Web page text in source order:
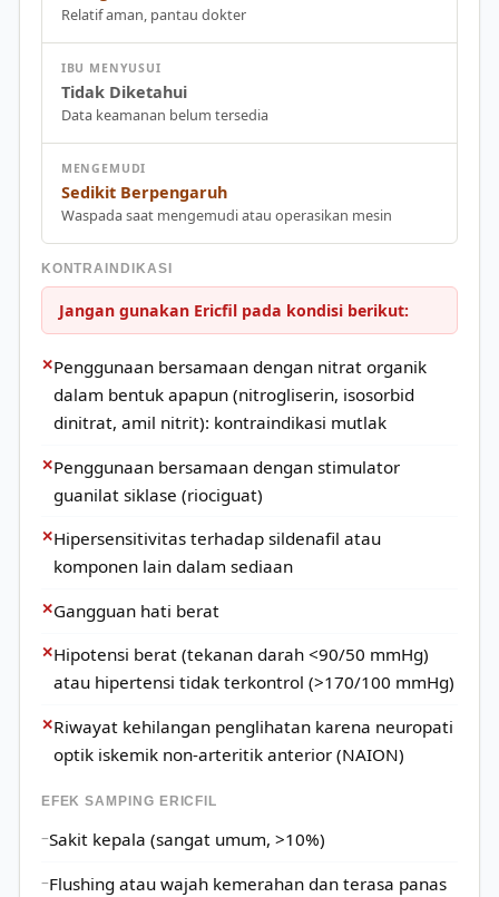
Relatif aman, pantau dokter
IBU MENYUSUI
Tidak Diketahui
Data keamanan belum tersedia
MENGEMUDI
Sedikit Berpengaruh
Waspada saat mengemudi atau operasikan mesin
KONTRAINDIKASI
Jangan gunakan Ericfil pada kondisi berikut:
✕Penggunaan bersamaan dengan nitrat organik
dalam bentuk apapun (nitrogliserin, isosorbid
dinitrat, amil nitrit): kontraindikasi mutlak
✕Penggunaan bersamaan dengan stimulator
guanilat siklase (riociguat)
✕Hipersensitivitas terhadap sildenafil atau
komponen lain dalam sediaan
✕Gangguan hati berat
✕Hipotensi berat (tekanan darah <90/50 mmHg)
atau hipertensi tidak terkontrol (>170/100 mmHg)
✕Riwayat kehilangan penglihatan karena neuropati
optik iskemik non-arteritik anterior (NAION)
EFEK SAMPING ERICFIL
Sakit kepala (sangat umum, >10%)
Flushing atau wajah kemerahan dan terasa panas